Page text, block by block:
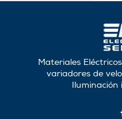
Materiales
variadores de
Iluminación